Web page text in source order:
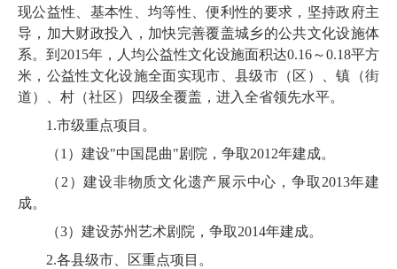
现公益性、基本性、均等性、便利性的要求，坚持政府主
导，加大财政投入，加快完善覆盖城乡的公共文化设施体
系。 到 2015年，人均公益性文化设施面积达0.16～0.18平方
米 ，公益性文化设施全面实现市、县级市（区）、镇（街
道）、村（社区）四级全覆盖，进入全省领先水平。
1.市级重点项目。
（1 ）建设"中国昆曲"剧院，争取2012年建成。
（ 2 ）建设非物质文化遗产展示中心 ，争取 2013年建
成。
（3）建设苏州艺术剧院，争取2014年建成。
2.各县级市、区重点项目。